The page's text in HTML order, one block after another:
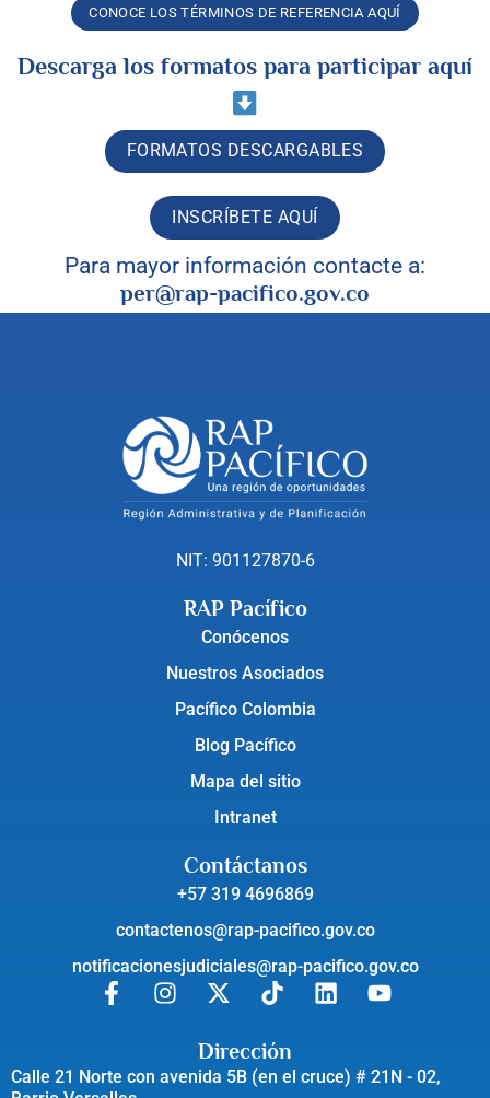
CONOCE LOS TÉRMINOS DE REFERENCIA AQUÍ
Descarga los formatos para participar aquí
FORMATOS DESCARGABLES
INSCRÍBETE AQUÍ
Para mayor información contacte a:
per@rap-pacifico.gov.co
NIT: 901127870-6
RAP Pacífico
Conócenos
Nuestros Asociados
Pacífico Colombia
Blog Pacífico
Mapa del sitio
Intranet
Contáctanos
+57 319 4696869
contactenos@rap-pacifico.gov.co
notificacionesjudiciales@rap-pacifico.gov.co
Dirección
Calle 21 Norte con avenida 5B (en el cruce) # 21N - 02,